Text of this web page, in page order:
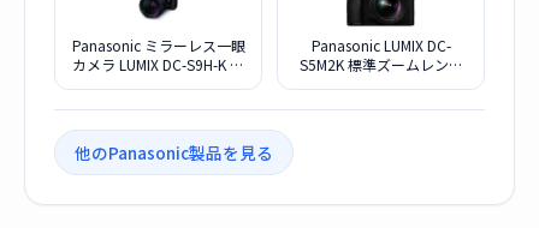
Panasonic ミラーレス一眼
カメラ LUMIX DC-S9H-K 高
Panasonic LUMIX DC-
S5M2K 標準ズームレンズ
他のPanasonic製品を見る